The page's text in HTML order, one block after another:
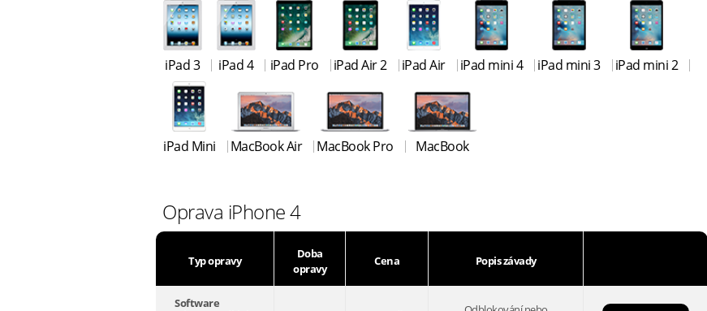
iPad 3 iPad 4 iPad Pro iPad Air 2 iPad Air iPad mini 4 iPad mini 3 iPad mini 2
iPad Mini MacBook Air MacBook Pro MacBook
Oprava iPhone 4
Typ opravy
Doba
opravy
Cena Popis závady
Software